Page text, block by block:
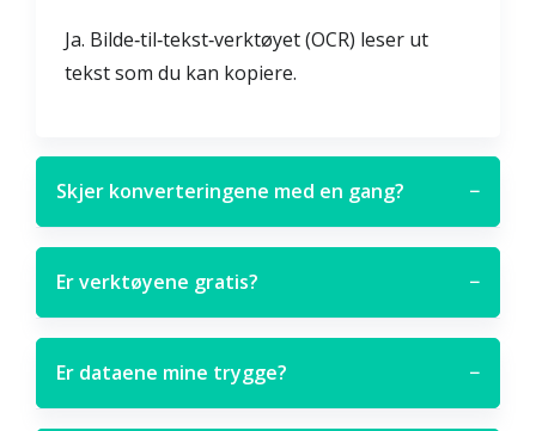
Ja. Bilde‑til‑tekst‑verktøyet (OCR) leser ut
tekst som du kan kopiere.
Skjer konverteringene med en gang? −
Er verktøyene gratis? −
Er dataene mine trygge? −